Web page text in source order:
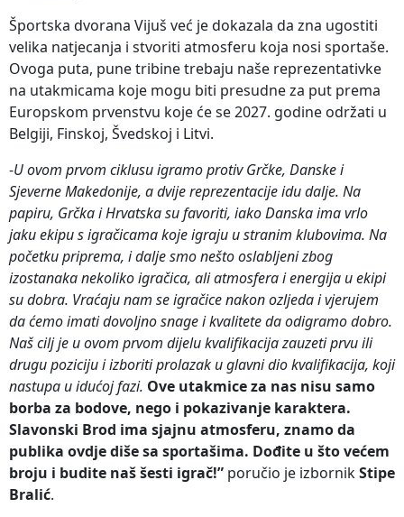
Športska dvorana Vijuš već je dokazala da zna ugostiti
velika natjecanja i stvoriti atmosferu koja nosi sportaše.
Ovoga puta, pune tribine trebaju naše reprezentativke
na utakmicama koje mogu biti presudne za put prema
Europskom prvenstvu koje će se 2027. godine održati u
Belgiji, Finskoj, Švedskoj i Litvi.
-U ovom prvom ciklusu igramo protiv Grčke, Danske i
Sjeverne Makedonije, a dvije reprezentacije idu dalje. Na
papiru, Grčka i Hrvatska su favoriti, iako Danska ima vrlo
jaku ekipu s igračicama koje igraju u stranim klubovima. Na
početku priprema, i dalje smo nešto oslabljeni zbog
izostanaka nekoliko igračica, ali atmosfera i energija u ekipi
su dobra. Vraćaju nam se igračice nakon ozljeda i vjerujem
da ćemo imati dovoljno snage i kvalitete da odigramo dobro.
Naš cilj je u ovom prvom dijelu kvalifikacija zauzeti prvu ili
drugu poziciju i izboriti prolazak u glavni dio kvalifikacija, koji
nastupa u idućoj fazi. Ove utakmice za nas nisu samo
borba za bodove, nego i pokazivanje karaktera.
Slavonski Brod ima sjajnu atmosferu, znamo da
publika ovdje diše sa sportašima. Dođite u što većem
broju i budite naš šesti igrač!” poručio je izbornikStipe
Bralić.